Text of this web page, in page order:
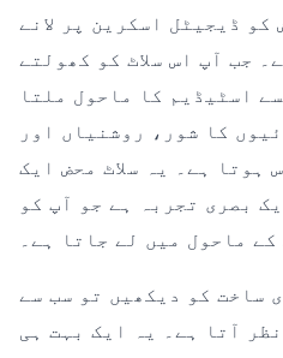
ڈیجیٹل اسکرین پر لانے
جب آپ اس سلاٹ کو کھولتے
اسٹیڈیم کا ماحول ملتا
کا شور، روشنیاں اور
ہوتا ہے۔ یہ سلاٹ محض ایک
بصری تجربہ ہے جو آپ کو
5×6 کا گرڈ نظر آتا ہے۔ یہ ایک بہت ہی